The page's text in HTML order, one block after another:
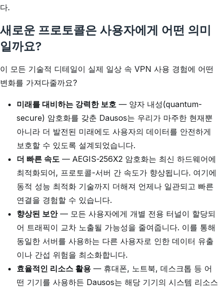
다.
새로운 프로토콜은 사용자에게 어떤 의미
일까요?
이 모든 기술적 디테일이 실제 일상 속 VPN 사용 경험에 어떤
변화를 가져다줄까요?
미래를 대비하는 강력한 보호— 양자 내성(quantum-
secure) 암호화를 갖춘 Dausos는 우리가 마주한 현재뿐
아니라 더 발전된 미래에도 사용자의 데이터를 안전하게
보호할 수 있도록 설계되었습니다.
더 빠른 속도— AEGIS-256X2 암호화는 최신 하드웨어에
최적화되어, 프로토콜-서버 간 속도가 향상됩니다. 여기에
동적 성능 최적화 기술까지 더해져 언제나 일관되고 빠른
연결을 경험할 수 있습니다.
향상된 보안— 모든 사용자에게 개별 전용 터널이 할당되
어 트래픽이 교차 노출될 가능성을 줄여줍니다. 이를 통해
동일한 서버를 사용하는 다른 사용자로 인한 데이터 유출
이나 간섭 위험을 최소화합니다.
효율적인 리소스 활용— 휴대폰, 노트북, 데스크톱 등 어
떤 기기를 사용하든 Dausos는 해당 기기의 시스템 리소스